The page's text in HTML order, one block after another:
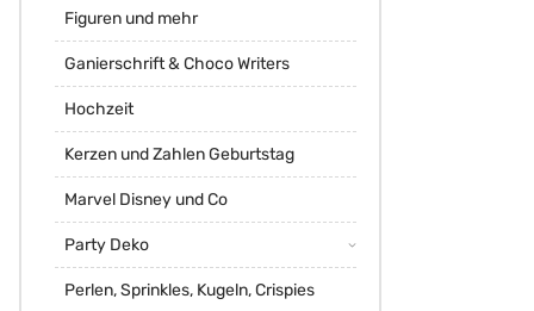
Figuren und mehr
Ganierschrift & Choco Writers
Hochzeit
Kerzen und Zahlen Geburtstag
Marvel Disney und Co
Party Deko
Perlen, Sprinkles, Kugeln, Crispies